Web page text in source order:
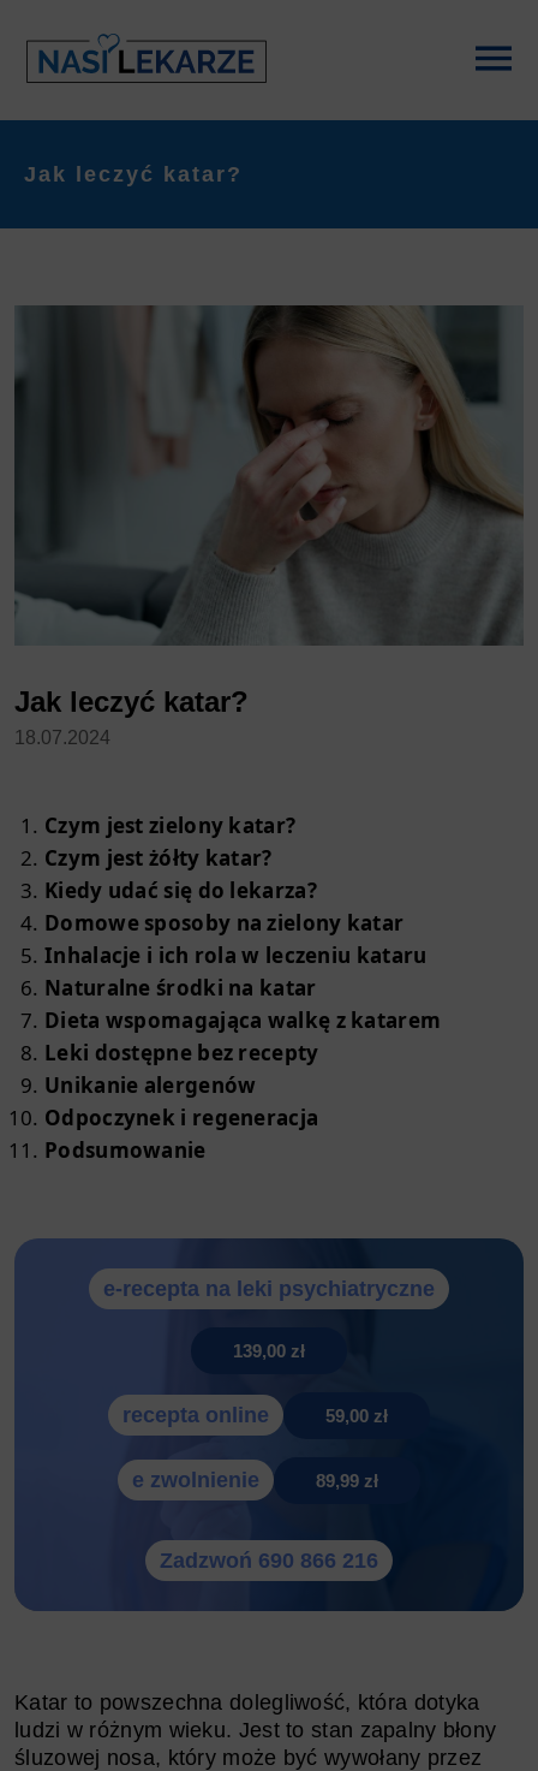
Jak leczyć katar?
Jak leczyć katar?
18.07.2024
Czym jest zielony katar?
Czym jest żółty katar?
Kiedy udać się do lekarza?
Domowe sposoby na zielony katar
Inhalacje i ich rola w leczeniu kataru
Naturalne środki na katar
Dieta wspomagająca walkę z katarem
Leki dostępne bez recepty
Unikanie alergenów
Odpoczynek i regeneracja
Podsumowanie
e-recepta na leki psychiatryczne
139,00 zł
recepta online 59,00 zł
e zwolnienie 89,99 zł
Zadzwoń 690 866 216
Katar to powszechna dolegliwość, która dotyka
ludzi w różnym wieku. Jest to stan zapalny błony
śluzowej nosa, który może być wywołany przez